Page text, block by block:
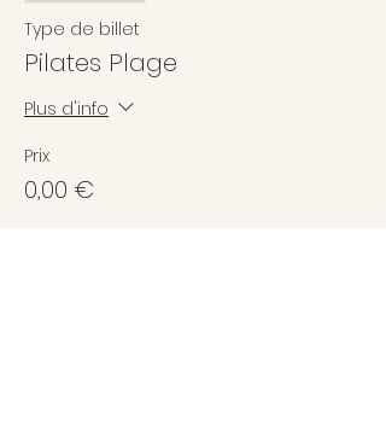
Type de billet
Pilates Plage
Plus d'info
Prix
0,00 €